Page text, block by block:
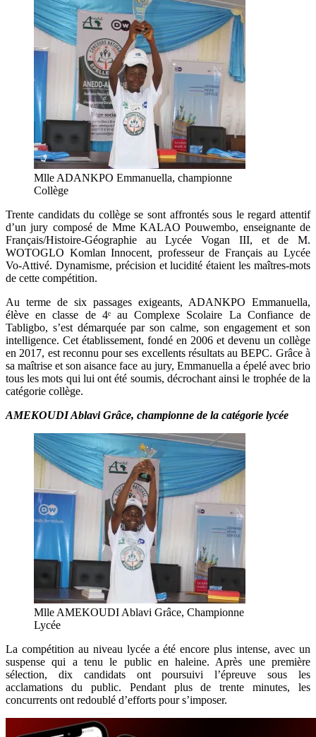
Mlle ADANKPO Emmanuella, championne
Collège
Trente candidats du collège se sont affrontés sous le regard attentif
d’un jury composé de Mme KALAO Pouwembo, enseignante de
Français/Histoire-Géographie au Lycée Vogan III, et de M.
WOTOGLO Komlan Innocent, professeur de Français au Lycée
Vo-Attivé. Dynamisme, précision et lucidité étaient les maîtres-mots
de cette compétition.
Au terme de six passages exigeants, ADANKPO Emmanuella,
élève en classe de 4ᵉ au Complexe Scolaire La Confiance de
Tabligbo, s’est démarquée par son calme, son engagement et son
intelligence. Cet établissement, fondé en 2006 et devenu un collège
en 2017, est reconnu pour ses excellents résultats au BEPC. Grâce à
sa maîtrise et son aisance face au jury, Emmanuella a épelé avec brio
tous les mots qui lui ont été soumis, décrochant ainsi le trophée de la
catégorie collège.
AMEKOUDI Ablavi Grâce, championne de la catégorie lycée
Mlle AMEKOUDI Ablavi Grâce, Championne
Lycée
La compétition au niveau lycée a été encore plus intense, avec un
suspense qui a tenu le public en haleine. Après une première
sélection, dix candidats ont poursuivi l’épreuve sous les
acclamations du public. Pendant plus de trente minutes, les
concurrents ont redoublé d’efforts pour s’imposer.